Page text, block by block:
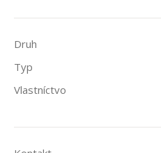
Druh
Typ
Vlastníctvo